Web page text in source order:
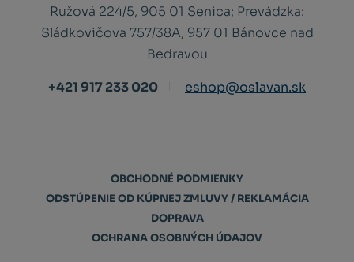
Ružová 224/5, 905 01 Senica; Prevádzka:
Sládkovičova 757/38A, 957 01 Bánovce nad
Bedravou
+421 917 233 020
eshop@oslavan.sk
OBCHODNÉ PODMIENKY
ODSTÚPENIE OD KÚPNEJ ZMLUVY / REKLAMÁCIA
DOPRAVA
OCHRANA OSOBNÝCH ÚDAJOV